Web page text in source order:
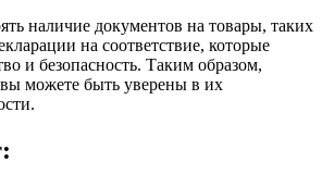
наличие документов на товары, таких
на соответствие, которые
и безопасность. Таким образом,
можете быть уверены в их